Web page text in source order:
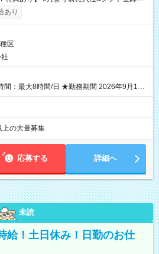
23) の日給がUP! 日給1万1500円でしっか
す♪ 【試用期間】試用期間なし
あり
区
間：最大8時間/日 ★勤務期間 2026年9月16
短期勤務OK! 期間中フル勤務できる方優遇
日数応相談) ※期間前から勤務スタートも可
上の大量募集
応募する 詳細へ
未読
給！土日休み！日勤のお仕